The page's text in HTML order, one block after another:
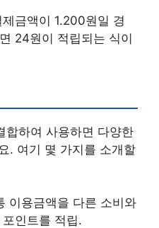
금액이 1.200원일 경
24원이 적립되는 식이
합하여 사용하면 다양한
. 여기 몇 가지를 소개할
이용금액을 다른 소비와
인트를 적립.